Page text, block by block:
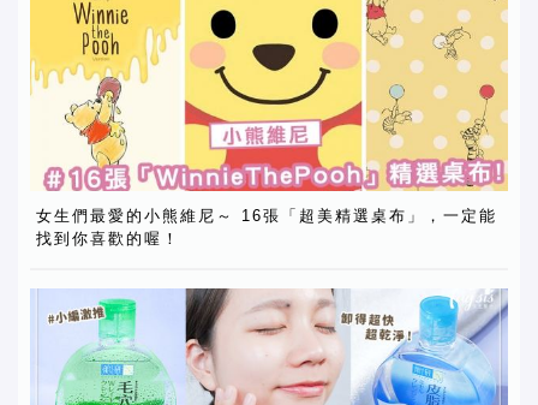
女生們最愛的小熊維尼～ 16張「超美精選桌布」，一定能
找到你喜歡的喔！